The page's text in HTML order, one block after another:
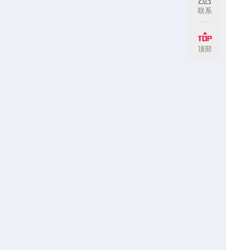
联系
顶部